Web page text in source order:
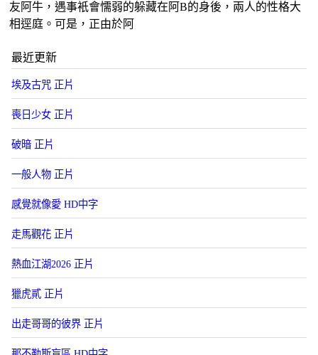
友阿牛，遇事衹會懦弱的躲藏在阿B的身後，兩人的性格大
相逕庭。可是，正由於阿
最近更新
埃及古咒 正片
喪日少女 正片
破暗 正片
一般人物 正片
感覺就像愛 HD中字
走馬觀花 正片
熱血江湖2026 正片
獵虎貳 正片
出走哥哥的彼界 正片